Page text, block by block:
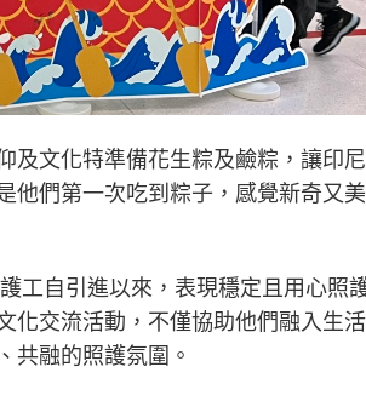
及文化特準備花生粽及鹼粽，讓印
他們第一次吃到粽子，感覺新奇又美
工自引進以來，表現穩定且用心照
化交流活動，不僅協助他們融入生
共融的照護氛圍。